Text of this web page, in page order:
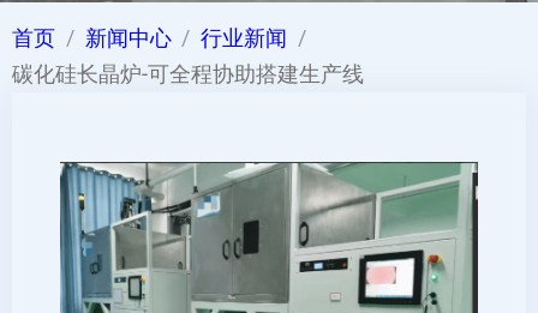
首页 新闻中心
行业新闻
碳化硅长晶炉-可全程协助搭建生产线